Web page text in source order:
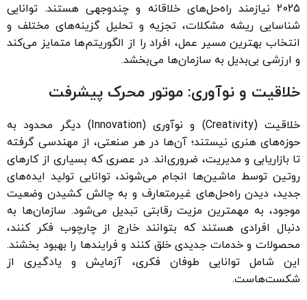
2025 نیازمند راه‌حل‌های خلاقانه و چندوجهی هستند. توانایی
شناسایی ریشه مشکلات، تجزیه و تحلیل گزینه‌های مختلف و
انتخاب بهترین مسیر عمل، افراد را از الگوریتم‌ها متمایز می‌کند
و ارزشی بی‌بدیل به سازمان‌ها می‌بخشد.
خلاقیت و نوآوری: موتور محرک پیشرفت
خلاقیت (Creativity) و نوآوری (Innovation) دیگر محدود به
حوزه‌های هنری نیستند؛ آن‌ها در هر صنعتی، از مهندسی گرفته
تا بازاریابی و مدیریت، ضروری‌اند. در عصری که بسیاری از کارهای
روتین توسط ماشین‌ها انجام می‌شوند، توانایی تولید ایده‌های
جدید، دیدن راه‌حل‌های غیرمتعارف و به چالش کشیدن وضعیت
موجود، به مهمترین مزیت رقابتی تبدیل می‌شود. سازمان‌ها به
دنبال افرادی هستند که بتوانند خارج از چارچوب فکر کنند،
محصولات و خدمات جدیدی خلق کنند و فرایندها را بهبود بخشند.
این شامل توانایی طوفان فکری، آزمایش و یادگیری از
شکست‌هاست.